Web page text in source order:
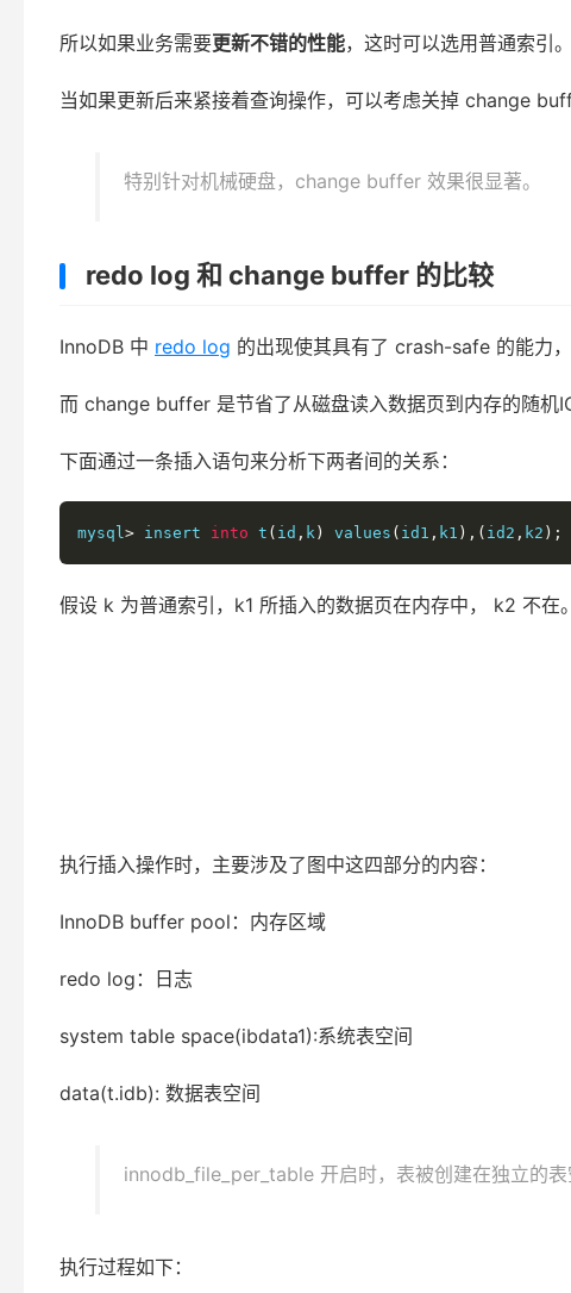
所以如果业务需要更新不错的性能，这时可以选用普通索引
当如果更新后来紧接着查询操作，可以考虑关掉 change
特别针对机械硬盘，change buffer 效果很显著。
redo log 和 change buffer 的比较
InnoDB 中 redo log 的出现使其具有了 crash-safe 的能力
而 change buffer 是节省了从磁盘读入数据页到内存的随机
下面通过一条插入语句来分析下两者间的关系：
mysql> insert into t ( id , k ) values ( id1 , k1 ),( id2 , k2 );
假设 k 为普通索引，k1 所插入的数据页在内存中， k2 不在。
执行插入操作时，主要涉及了图中这四部分的内容：
InnoDB buffer pool：内存区域
redo log：日志
system table space(ibdata1):系统表空间
data(t.idb): 数据表空间
innodb_file_per_table 开启时，表被创建在独立的表
执行过程如下：